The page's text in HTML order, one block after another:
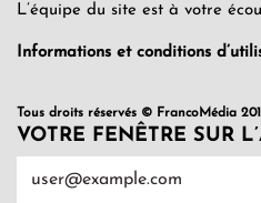
L’équipe du site est à votre
Informations et conditions
Tous droits réservés © FrancoMédia
VOTRE FENÊTRE SUR